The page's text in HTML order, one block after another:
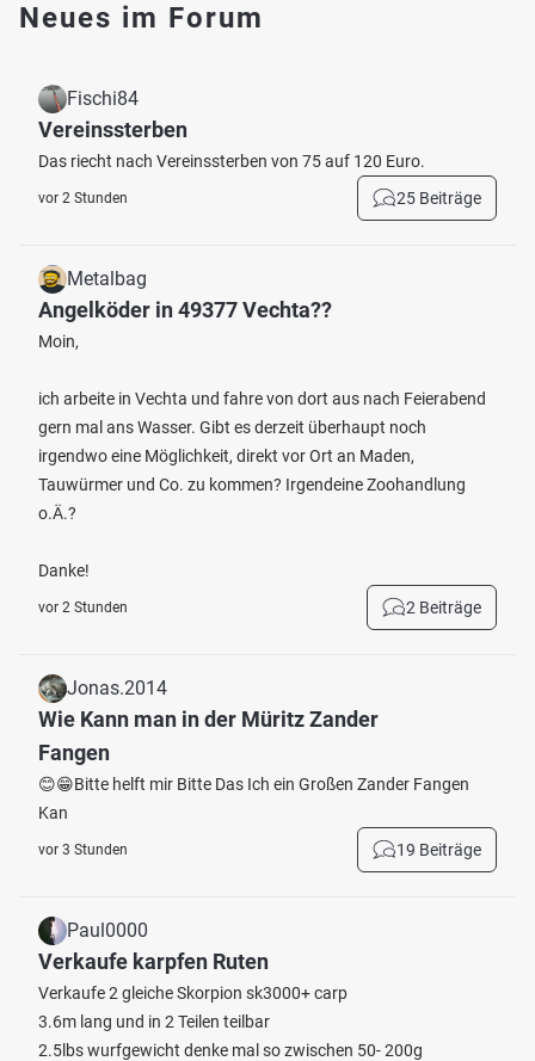
Neues im Forum
Fischi84
Vereinssterben
Das riecht nach Vereinssterben von 75 auf 120 Euro.
vor 2 Stunden 25 Beiträge
Metalbag
Angelköder in 49377 Vechta??
Moin,
ich arbeite in Vechta und fahre von dort aus nach Feierabend
gern mal ans Wasser. Gibt es derzeit überhaupt noch
irgendwo eine Möglichkeit, direkt vor Ort an Maden,
Tauwürmer und Co. zu kommen? Irgendeine Zoohandlung
o.Ä.?
Danke!
vor 2 Stunden 2 Beiträge
Jonas.2014
Wie Kann man in der Müritz Zander
Fangen
😊😁Bitte helft mir Bitte Das Ich ein Großen Zander Fangen
Kan
vor 3 Stunden 19 Beiträge
Paul0000
Verkaufe karpfen Ruten
Verkaufe 2 gleiche Skorpion sk3000+ carp
3.6m lang und in 2 Teilen teilbar
2.5lbs wurfgewicht denke mal so zwischen 50- 200g